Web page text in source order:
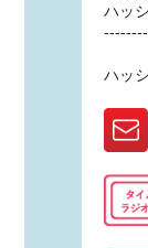
ハッ
ハッ